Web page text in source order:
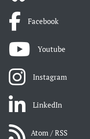
Facebook
Youtube
Instagram
LinkedIn
Atom / RSS